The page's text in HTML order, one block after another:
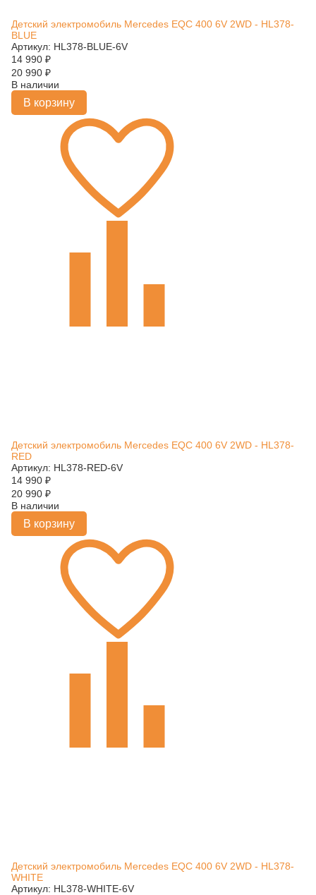
Детский электромобиль Mercedes EQC 400 6V 2WD - HL378-
BLUE
Артикул: HL378-BLUE-6V
14 990 ₽
20 990 ₽
В наличии
В корзину
Детский электромобиль Mercedes EQC 400 6V 2WD - HL378-
RED
Артикул: HL378-RED-6V
14 990 ₽
20 990 ₽
В наличии
В корзину
Детский электромобиль Mercedes EQC 400 6V 2WD - HL378-
WHITE
Артикул: HL378-WHITE-6V